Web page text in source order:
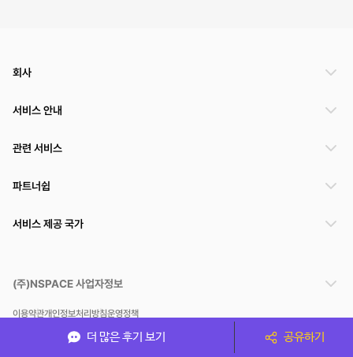
더 많은 후기 보기 공유하기
회사
서비스 안내
관련 서비스
파트너쉽
서비스 제공 국가
(주)NSPACE 사업자정보
이용약관개인정보처리방침운영정책
스페이스클라우드는 통신판매중개자이며 통신판매의 당사자가 아닙니다. 따라서 스페이스클
라우드는 공간 거래정보 및 거래에 대해 책임지지 않습니다.